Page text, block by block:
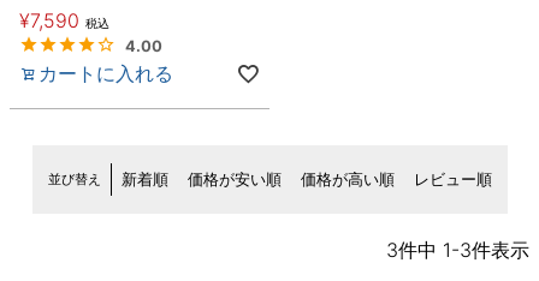
¥7,590 税込
4.00
カートに入れる
並び替え 新着順 価格が安い順 価格が高い順 レビュー順
3件中 1-3件表示